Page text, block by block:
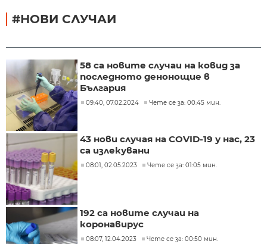
#НОВИ СЛУЧАИ
58 са новите случаи на ковид за
последното денонощие в
България
09:40, 07.02.2024 Чете се за: 00:45 мин.
43 нови случая на COVID-19 у нас, 23
са излекувани
08:01, 02.05.2023 Чете се за: 01:05 мин.
192 са новите случаи на
коронавирус
08:07, 12.04.2023 Чете се за: 00:50 мин.